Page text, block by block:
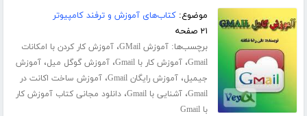
موضوع:کتاب‌های آموزش و ترفند کامپیوتر
۲۱ صفحه
برچسب‌ها:آموزش GMail ،آموزش کار کردن با امکانات
Gmail،آموزش کار با Gmail ،آموزش گوگل میل،آموزش
جیمیل،آموزش رایگان Gmail ،آموزش ساخت اکانت در
Gmail،آشنایی با Gmail ،دانلود مجانی کتاب آموزش کار
با Gmail